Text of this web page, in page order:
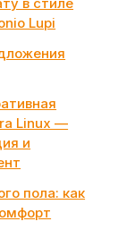
Lupi
Linux —
и
пола: как